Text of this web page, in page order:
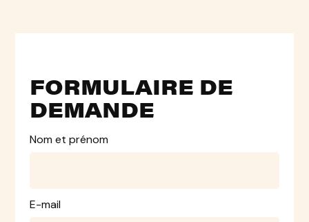
FORMULAIRE DE
DEMANDE
Nom et prénom
E-mail